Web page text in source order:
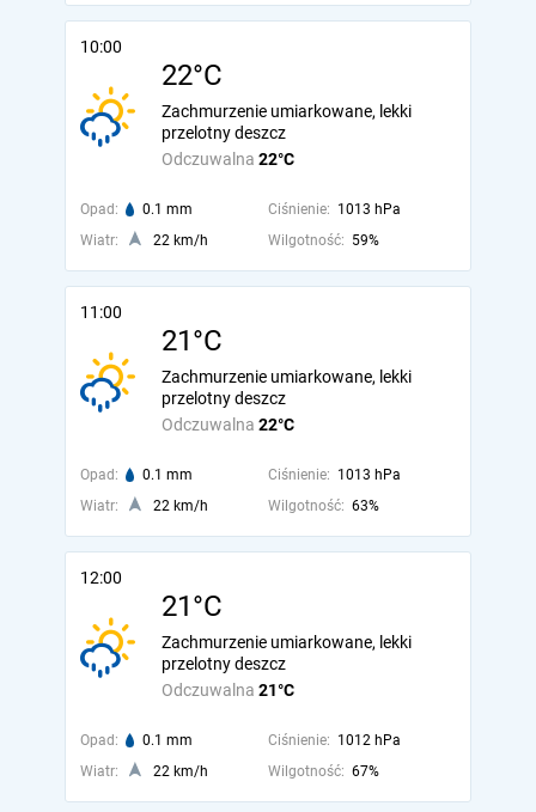
10:00
22°C
Odczuwalna 22°C
Zachmurzenie umiarkowane, lekki
przelotny deszcz
Opad: 0.1 mm Ciśnienie: 1013 hPa
Wiatr:
22 km/h Wilgotność: 59%
11:00
21°C
Odczuwalna 22°C
Zachmurzenie umiarkowane, lekki
przelotny deszcz
Opad: 0.1 mm Ciśnienie: 1013 hPa
Wiatr:
22 km/h Wilgotność: 63%
12:00
21°C
Odczuwalna 21°C
Zachmurzenie umiarkowane, lekki
przelotny deszcz
Opad: 0.1 mm Ciśnienie: 1012 hPa
Wiatr:
22 km/h Wilgotność: 67%